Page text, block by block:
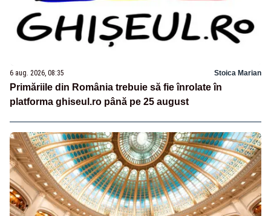
6 aug. 2026, 08:35 Stoica Marian
Primăriile din România trebuie să fie înrolate în
platforma ghiseul.ro până pe 25 august